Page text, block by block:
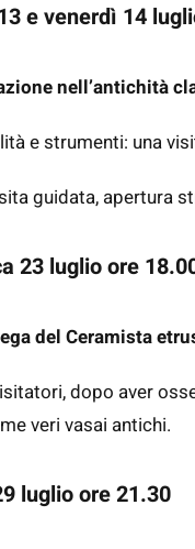
e venerdì 14
nell’antichità
e strumenti: una
guidata, apertura
23 luglio ore
del Ceramista
dopo aver
veri vasai antichi.
luglio ore 21.30